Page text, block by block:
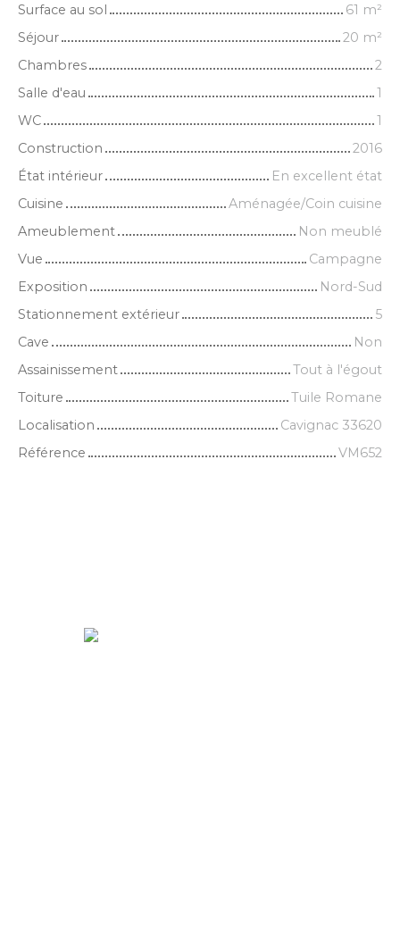
Surface au sol 61 m²
Séjour
20 m²
Chambres
2
Salle d'eau
1
WC
1
Construction
2016
État intérieur
En excellent état
Cuisine
Aménagée/Coin cuisine
Ameublement
Non meublé
Vue
Campagne
Exposition
Nord-Sud
Stationnement extérieur
5
Cave
Non
Assainissement
Tout à l'égout
Toiture
Tuile Romane
Localisation
Cavignac 33620
Référence
VM652